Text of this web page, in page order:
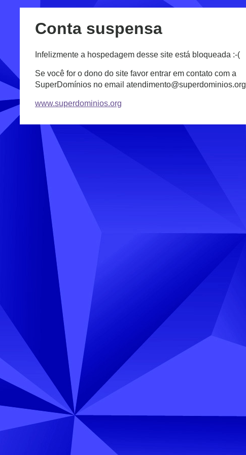
Conta suspensa
Infelizmente a hospedagem desse site está bloqueada :-(
Se você for o dono do site favor entrar em contato com a
SuperDomínios no email atendimento@superdominios.org
www.superdominios.org